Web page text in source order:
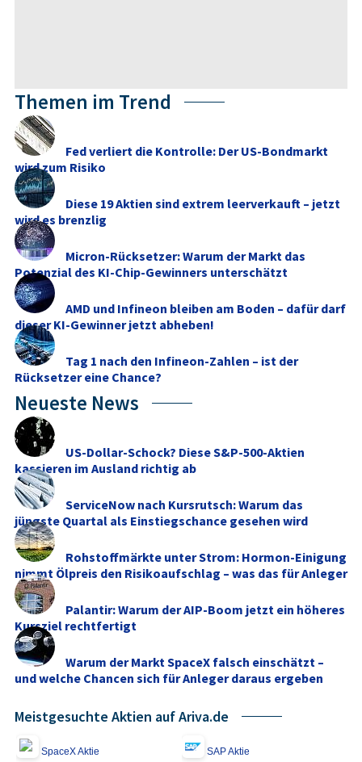
Themen im Trend
Fed verliert die Kontrolle: Der US-Bondmarkt
wird zum Risiko
Diese 19 Aktien sind extrem leerverkauft – jetzt
wird es brenzlig
Micron-Rücksetzer: Warum der Markt das
Potenzial des KI-Chip-Gewinners unterschätzt
AMD und Infineon bleiben am Boden – dafür darf
dieser KI-Gewinner jetzt abheben!
Tag 1 nach den Infineon-Zahlen – ist der
Rücksetzer eine Chance?
Neueste News
US-Dollar-Schock? Diese S&P-500-Aktien
kassieren im Ausland richtig ab
ServiceNow nach Kursrutsch: Warum das
jüngste Quartal als Einstiegschance gesehen wird
Rohstoffmärkte unter Strom: Hormon-Einigung
nimmt Ölpreis den Risikoaufschlag – was das für Anleger
...
Palantir: Warum der AIP-Boom jetzt ein höheres
Kursziel rechtfertigt
Warum der Markt SpaceX falsch einschätzt –
und welche Chancen sich für Anleger daraus ergeben
Meistgesuchte Aktien auf Ariva.de
SpaceX Aktie SAP Aktie